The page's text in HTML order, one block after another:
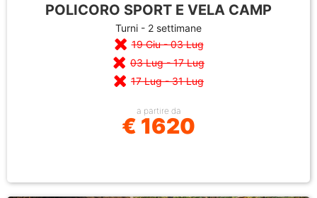
POLICORO SPORT E VELA CAMP
Turni - 2 settimane
19 Giu - 03 Lug
03 Lug - 17 Lug
17 Lug - 31 Lug
a partire da
€ 1620